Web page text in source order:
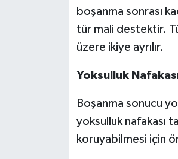
boşanma sonrası
tür mali destektir.
üzere ikiye ayrılır.
Yoksulluk
Boşanma sonucu
yoksulluk nafakası
koruyabilmesi için